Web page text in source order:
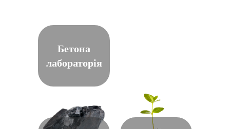
Бетона
лабораторія